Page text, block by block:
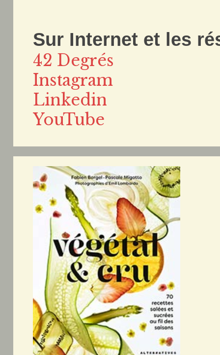
Sur Internet et les
42 Degrés
Instagram
Linkedin
YouTube